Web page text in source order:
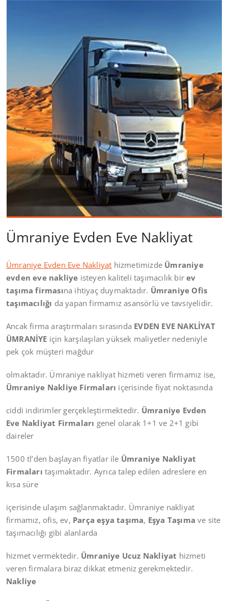
Ümraniye Evden Eve Nakliyat
Ümraniye Evden Eve Nakliyat hizmetimizde Ümraniye
evden eve nakliye isteyen kaliteli taşımacılık birev
taşıma firmasına ihtiyaç duymaktadır. Ümraniye Ofis
taşımacılığı da yapan firmamız asansörlü ve tavsiyelidir.
Ancak firma araştırmaları sırasında EVDEN EVE NAKLİYAT
ÜMRANİYE için karşılaşılan yüksek maliyetler nedeniyle
pek çok müşteri mağdur
olmaktadır. Ümraniye nakliyat hizmeti veren firmamız ise,
Ümraniye Nakliye Firmaları içerisinde fiyat noktasında
ciddi indirimler gerçekleştirmektedir. Ümraniye Evden
Eve Nakliyat Firmaları genel olarak 1+1 ve 2+1 gibi
daireler
1500 tl’den başlayan fiyatlar ile Ümraniye Nakliyat
Firmaları taşımaktadır. Ayrıca talep edilen adreslere en
kısa süre
içerisinde ulaşım sağlanmaktadır. Ümraniye nakliyat
firmamız, ofis, ev, Parça eşya taşıma, Eşya Taşıma ve site
taşımacılığı gibi alanlarda
hizmet vermektedir. Ümraniye Ucuz Nakliyat hizmeti
veren firmalara biraz dikkat etmeniz gerekmektedir.
Nakliye